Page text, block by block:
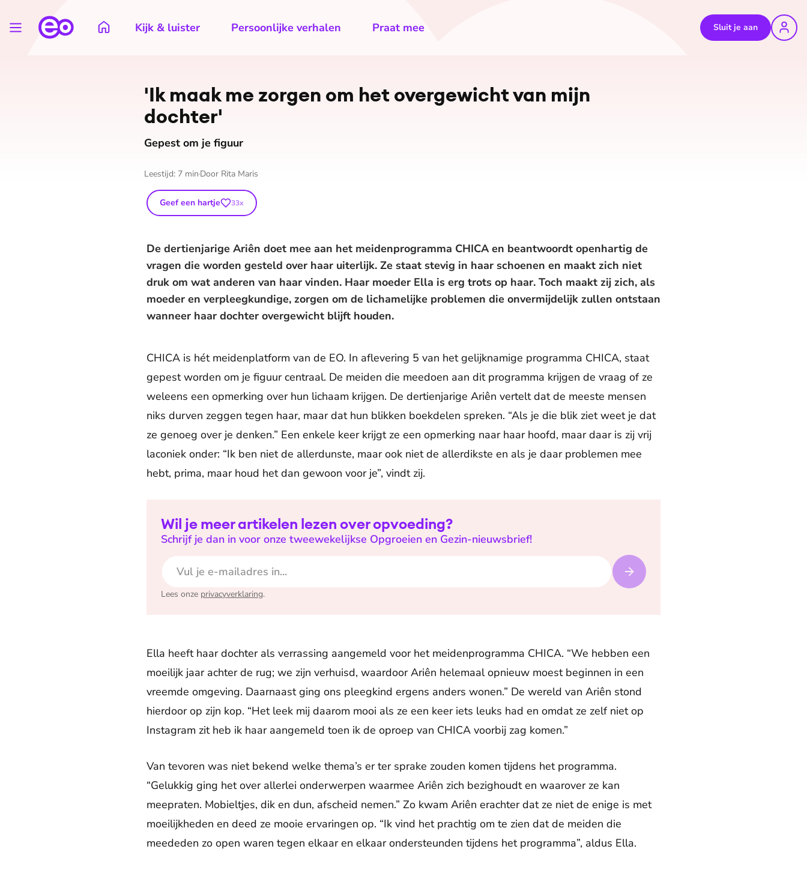
Kijk & luister Persoonlijke verhalen Praat mee Sluit je aan
'Ik maak me zorgen om het overgewicht van mijn
dochter'
Gepest om je figuur
Leestijd: 7 min Door Rita Maris
Geef een hartje 33x
De dertienjarige Ariên doet mee aan het meidenprogramma CHICA en beantwoordt openhartig de
vragen die worden gesteld over haar uiterlijk. Ze staat stevig in haar schoenen en maakt zich niet
druk om wat anderen van haar vinden. Haar moeder Ella is erg trots op haar. Toch maakt zij zich, als
moeder en verpleegkundige, zorgen om de lichamelijke problemen die onvermijdelijk zullen ontstaan
wanneer haar dochter overgewicht blijft houden.
CHICA is hét meidenplatform van de EO. In aflevering 5 van het gelijknamige programma CHICA, staat
gepest worden om je figuur centraal. De meiden die meedoen aan dit programma krijgen de vraag of ze
weleens een opmerking over hun lichaam krijgen. De dertienjarige Ariên vertelt dat de meeste mensen
niks durven zeggen tegen haar, maar dat hun blikken boekdelen spreken. “Als je die blik ziet weet je dat
ze genoeg over je denken.” Een enkele keer krijgt ze een opmerking naar haar hoofd, maar daar is zij vrij
laconiek onder: “Ik ben niet de allerdunste, maar ook niet de allerdikste en als je daar problemen mee
hebt, prima, maar houd het dan gewoon voor je”, vindt zij.
Wil je meer artikelen lezen over opvoeding?
Schrijf je dan in voor onze tweewekelijkse Opgroeien en Gezin-nieuwsbrief!
Lees onze privacyverklaring.
Ella heeft haar dochter als verrassing aangemeld voor het meidenprogramma CHICA. “We hebben een
moeilijk jaar achter de rug; we zijn verhuisd, waardoor Ariên helemaal opnieuw moest beginnen in een
vreemde omgeving. Daarnaast ging ons pleegkind ergens anders wonen.” De wereld van Ariên stond
hierdoor op zijn kop. “Het leek mij daarom mooi als ze een keer iets leuks had en omdat ze zelf niet op
Instagram zit heb ik haar aangemeld toen ik de oproep van CHICA voorbij zag komen.”
Van tevoren was niet bekend welke thema’s er ter sprake zouden komen tijdens het programma.
“Gelukkig ging het over allerlei onderwerpen waarmee Ariên zich bezighoudt en waarover ze kan
meepraten. Mobieltjes, dik en dun, afscheid nemen.” Zo kwam Ariên erachter dat ze niet de enige is met
moeilijkheden en deed ze mooie ervaringen op. “Ik vind het prachtig om te zien dat de meiden die
meededen zo open waren tegen elkaar en elkaar ondersteunden tijdens het programma”, aldus Ella.